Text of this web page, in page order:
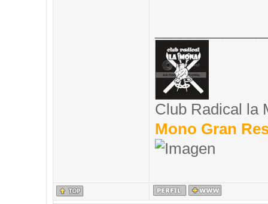
Club Radical la
Mono Gran